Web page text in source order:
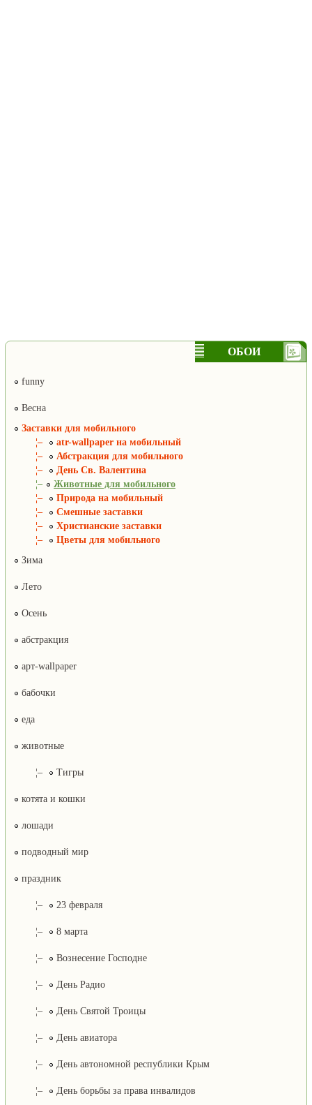
ОБОИ
funny
Весна
Заставки для мобильного
¦–
atr-wallpaper на мобильный
¦–
Абстракция для мобильного
¦–
День Св. Валентина
¦–
Животные для мобильного
¦–
Природа на мобильный
¦–
Смешные заставки
¦–
Христианские заставки
¦–
Цветы для мобильного
Зима
Лето
Осень
абстракция
арт-wallpaper
бабочки
еда
животные
¦– Тигры
котята и кошки
лошади
подводный мир
праздник
¦– 23 февраля
¦– 8 марта
¦– Вознесение Господне
¦– День Радио
¦– День Святой Троицы
¦– День авиатора
¦– День автономной республики Крым
¦– День борьбы за права инвалидов